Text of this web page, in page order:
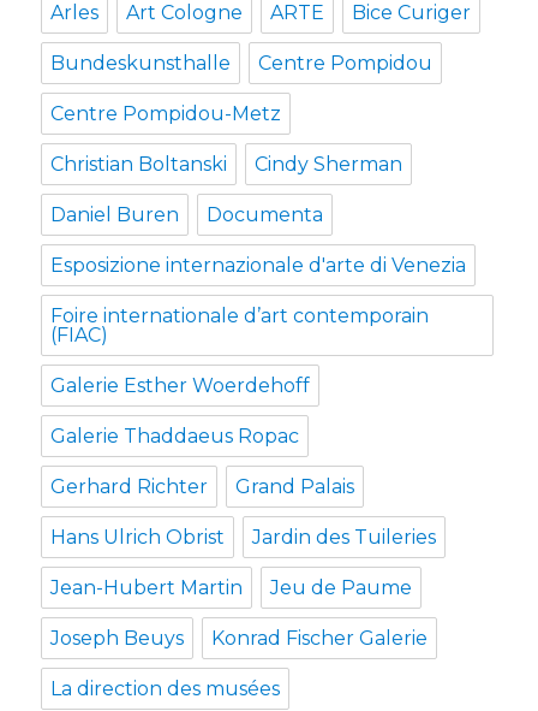
Arles Art Cologne ARTE Bice Curiger
Bundeskunsthalle Centre Pompidou
Centre Pompidou-Metz
Christian Boltanski Cindy Sherman
Daniel Buren Documenta
Esposizione internazionale d'arte di Venezia
Foire internationale d’art contemporain
(FIAC)
Galerie Esther Woerdehoff
Galerie Thaddaeus Ropac
Gerhard Richter Grand Palais
Hans Ulrich Obrist Jardin des Tuileries
Jean-Hubert Martin Jeu de Paume
Joseph Beuys Konrad Fischer Galerie
La direction des musées